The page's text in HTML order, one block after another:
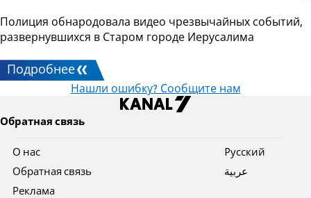
Полиция обнародовала видео чрезвычайных событий,
развернувшихся в Старом городе Иерусалима
Подробнее
Нашли ошибку? Сообщите нам
Обратная связь
О нас
Обратная связь
Реклама
Pусский
عربية